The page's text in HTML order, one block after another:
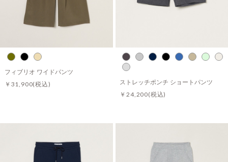
フィブリオ ワイドパンツ
￥31,900(税込) ストレッチポンチ ショートパンツ
￥24,200(税込)